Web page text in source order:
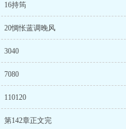
16持筠
20惆怅蓝调晚风
3040
7080
110120
第142章正文完